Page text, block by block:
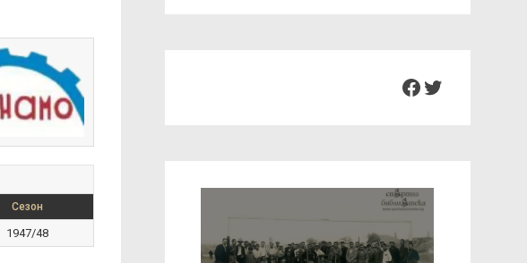
Сезон
1947/48
Facebook
Twitter